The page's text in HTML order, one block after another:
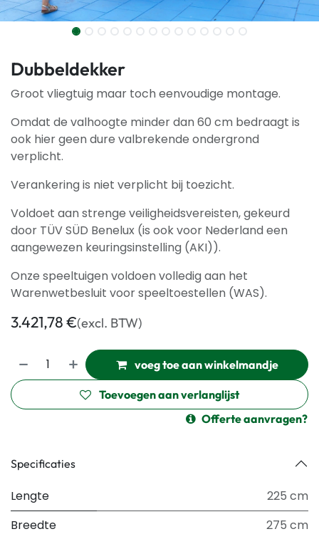
Dubbeldekker
Groot vliegtuig maar toch eenvoudige montage.
Omdat de valhoogte minder dan 60 cm bedraagt is
ook hier geen dure valbrekende ondergrond
verplicht.
Verankering is niet verplicht bij toezicht.
Voldoet aan strenge veiligheidsvereisten, gekeurd
door TÜV SÜD Benelux (is ook voor Nederland een
aangewezen keuringsinstelling (AKI)).
Onze speeltuigen voldoen volledig aan het
Warenwetbesluit voor speeltoestellen (WAS).
3.421,78€(excl. BTW)
voeg toe aan winkelmandje
Toevoegen aan verlanglijst
Offerte aanvragen?
Specificaties
Lengte
225 cm
Breedte
275 cm